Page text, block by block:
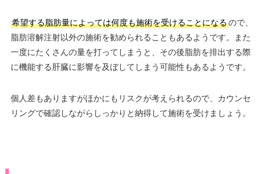
希望する脂肪量によっては何度も施術を受けることになるので、
脂肪溶解注射以外の施術を勧められることもあるようです。また
一度にたくさんの量を打ってしまうと、その後脂肪を排出する際
に機能する肝臓に影響を及ぼしてしまう可能性もあるようです。
個人差もありますがほかにもリスクが考えられるので、カウンセ
リングで確認しながらしっかりと納得して施術を受けましょう。